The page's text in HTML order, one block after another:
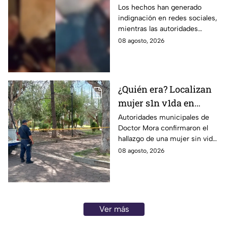
quem4n a un abuelito
dentro de su casa
Los hechos han generado
indignación en redes sociales,
mientras las autoridades
investigan las circunstancias
08 agosto, 2026
¿Quién era? Localizan
mujer s1n v1da en
pleno centro histórico;
esto se sabe
Autoridades municipales de
Doctor Mora confirmaron el
hallazgo de una mujer sin vida
en la Alameda Municipal.
08 agosto, 2026
Ver más